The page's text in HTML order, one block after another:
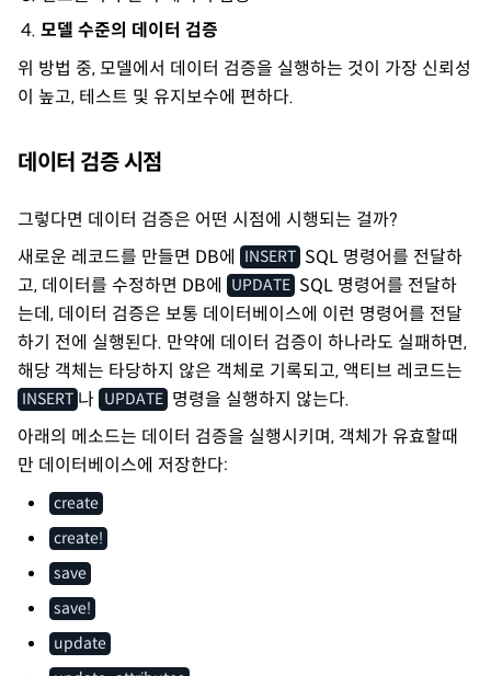
모델 수준의 데이터 검증
위 방법 중, 모델에서 데이터 검증을 실행하는 것이 가장 신뢰성
이 높고, 테스트 및 유지보수에 편하다.
데이터 검증 시점
그렇다면 데이터 검증은 어떤 시점에 시행되는 걸까?
새로운 레코드를 만들면 DB에
INSERT SQL 명령어를 전달하
고, 데이터를 수정하면 DB에
UPDATE SQL 명령어를 전달하
는데, 데이터 검증은 보통 데이터베이스에 이런 명령어를 전달
하기 전에 실행된다. 만약에 데이터 검증이 하나라도 실패하면,
해당 객체는 타당하지 않은 객체로 기록되고, 액티브 레코드는
INSERT 나 UPDATE 명령을 실행하지 않는다.
아래의 메소드는 데이터 검증을 실행시키며, 객체가 유효할때
만 데이터베이스에 저장한다:
create
create!
save
save!
update